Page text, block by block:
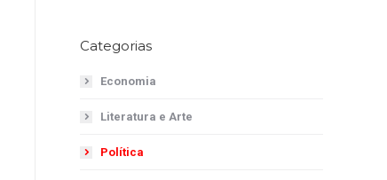
Categorias
Economia
Literatura e Arte
Política